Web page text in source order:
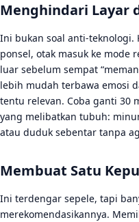
Menghindari Layar
Ini bukan soal anti-teknologi.
ponsel, otak masuk ke
luar sebelum sempat
lebih mudah terbawa emosi
tentu relevan. Coba ganti 30
yang melibatkan tubuh:
atau duduk sebentar tanpa
Membuat Satu
Ini terdengar sepele, tapi
merekomendasikannya.